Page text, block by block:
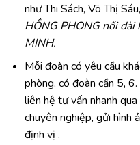
như Thi Sách, Võ Thị
HỒNG PHONG nối
MINH.
Mỗi đoàn có yêu cầu
phòng, có đoàn cần 5,
liên hệ tư vấn nhanh qua
chuyên nghiệp, gửi hình
định vị .